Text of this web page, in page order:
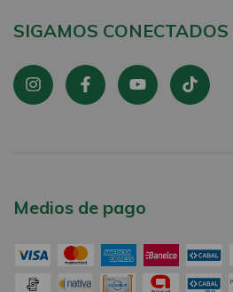
SIGAMOS CONECTADOS
Medios de pago